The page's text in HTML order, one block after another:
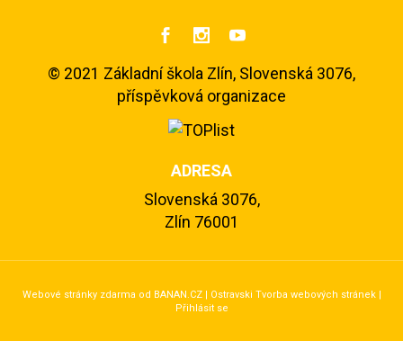
  
© 2021 Základní škola Zlín, Slovenská 3076,
příspěvková organizace
ADRESA
Slovenská 3076,
Zlín 76001
Webové stránky zdarma od BANAN.CZ| Ostravski Tvorba webových stránek
Přihlásit se